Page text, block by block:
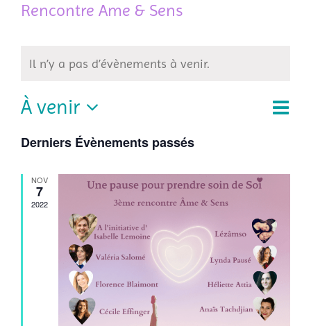
Rencontre Ame & Sens
Il n’y a pas d’évènements à venir.
Liste
À venir
Sélectionnez
une
date.
Derniers Évènements passés
NOV
7
2022